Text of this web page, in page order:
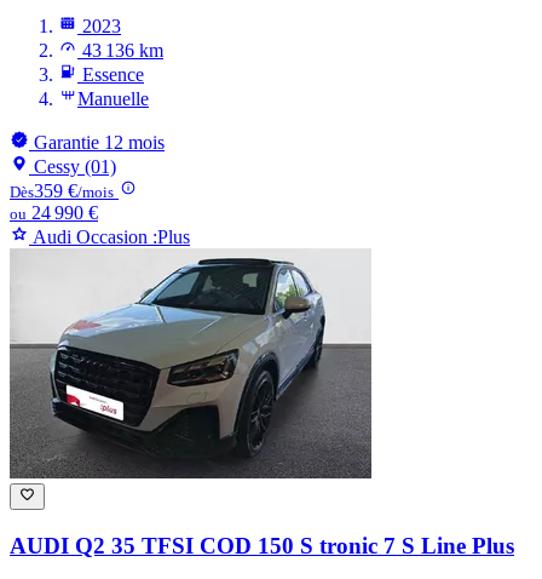
2023
43 136 km
Essence
Manuelle
Garantie 12 mois
Cessy (01)
Dès359 €/mois
ou 24 990 €
Audi Occasion :Plus
AUDI Q2 35 TFSI COD 150 S tronic 7 S Line Plus